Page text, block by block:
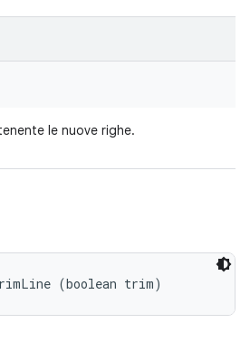
le nuove righe.
(boolean trim)